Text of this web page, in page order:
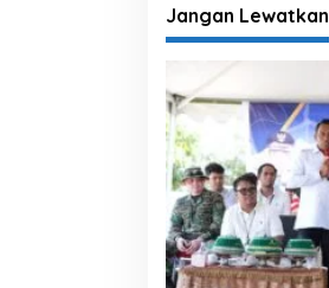
i
g
a
s
i
p
o
s
Jangan Lewatkan